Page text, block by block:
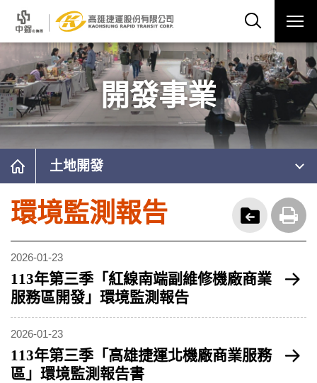
開發事業
土地開發
環境監測報告
2026-01-23
113年第三季「紅線南端副維修機廠商業
服務區開發」環境監測報告
2026-01-23
113年第三季「高雄捷運北機廠商業服務
區」環境監測報告書